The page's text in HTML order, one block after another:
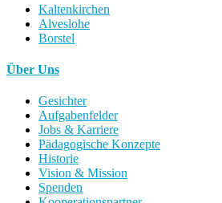
Kaltenkirchen
Alveslohe
Borstel
Über Uns
Gesichter
Aufgabenfelder
Jobs & Karriere
Pädagogische Konzepte
Historie
Vision & Mission
Spenden